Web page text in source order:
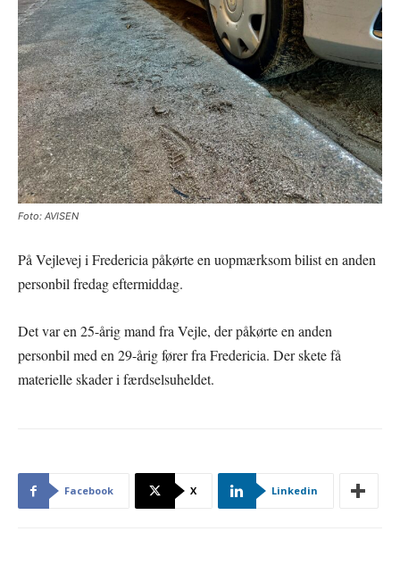
Foto: AVISEN
På Vejlevej i Fredericia påkørte en uopmærksom bilist en anden
personbil fredag eftermiddag.
Det var en 25-årig mand fra Vejle, der påkørte en anden
personbil med en 29-årig fører fra Fredericia. Der skete få
materielle skader i færdselsuheldet.
Facebook X Linkedin